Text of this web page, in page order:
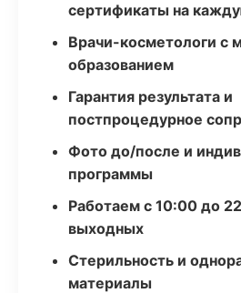
сертификаты на
Врачи-косметологи с
образованием
Гарантия результата и
постпроцедурное
Фото до/после и
программы
Работаем с 10:00 до
выходных
Стерильность и
материалы